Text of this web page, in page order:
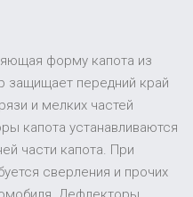
форму капота из
защищает передний край
и мелких частей
капота устанавливаются
части капота. При
сверления и прочих